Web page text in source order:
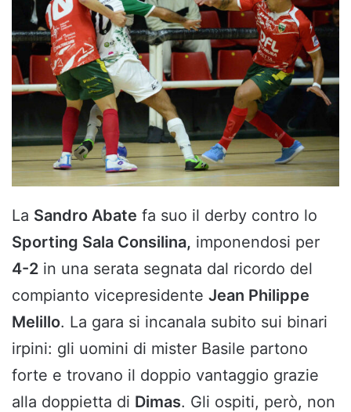
La Sandro Abate fa suo il derby contro lo
Sporting Sala Consilina, imponendosi per
4-2 in una serata segnata dal ricordo del
compianto vicepresidente Jean Philippe
Melillo. La gara si incanala subito sui binari
irpini: gli uomini di mister Basile partono
forte e trovano il doppio vantaggio grazie
alla doppietta di Dimas. Gli ospiti, però, non